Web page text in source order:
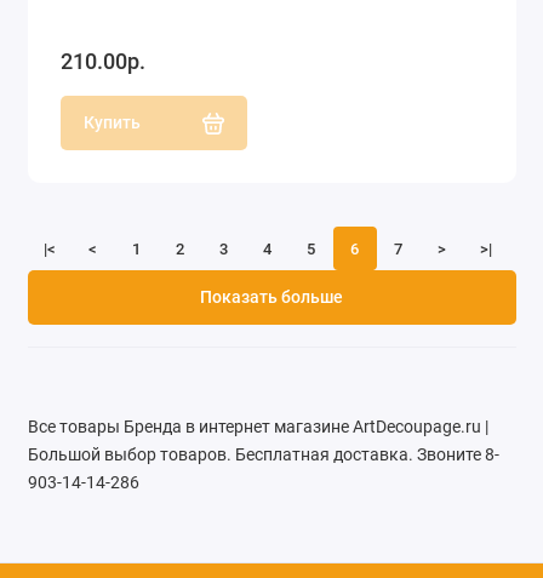
210.00р.
Купить
|< < 1 2 3 4 5 6 7 > >|
Показать больше
Все товары Бренда в интернет магазине ArtDecoupage.ru |
Большой выбор товаров. Бесплатная доставка. Звоните 8-
903-14-14-286